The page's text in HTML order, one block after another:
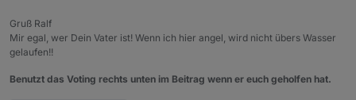
warning."+i+".longtext","");/setstate(ch
",0);/setstate(channelid+".warning."+i+"
Gruß Ralf
Mir egal, wer Dein Vater ist! Wenn ich hier angel, wird nicht übers Wasser
gelaufen!!
Benutzt das Voting rechts unten im Beitrag wenn er euch geholfen hat.